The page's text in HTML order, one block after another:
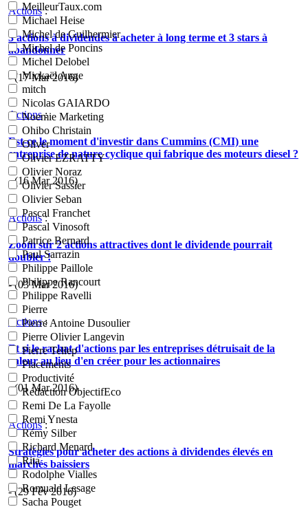
MeilleurTaux.com
Michael Heise
Michel de Guilhermier
Michel de Poncins
Michel Delobel
Mickaël Ange
mitch
Nicolas GAIARDO
Noemie Marketing
Ohibo Christain
Oliver
Olivier EZRATTY
Olivier Noraz
Olivier Sassier
Olivier Seban
Pascal Franchet
Pascal Vinosoft
Patrice Bernard
Paul Sarrazin
Philippe Paillole
Philippe Rancourt
Philippe Ravelli
Pierre
Pierre Antoine Dusoulier
Pierre Olivier Langevin
Pierre Tellep
Placements
Productivité
Rédaction ObjectifEco
Remi De La Fayolle
Remi Ynesta
Rémy Silber
Richard Menard
Rita
Rodolphe Vialles
Romuald Lesage
Sacha Pouget
Actions:
3 actions à dividendes à acheter à long terme et 3 stars à
abandonner
- (17 Mar 2016)
Actions:
Est-ce le moment d'investir dans Cummins (CMI) une
entreprise de nature cyclique qui fabrique des moteurs diesel ?
- (16 Mar 2016)
Actions:
Zoom sur 2 actions attractives dont le dividende pourrait
doubler !
- (03 Mar 2016)
Actions:
Et si le rachat d'actions par les entreprises détruisait de la
valeur au lieu d'en créer pour les actionnaires
- (01 Mar 2016)
Actions:
Stratégies pour acheter des actions à dividendes élevés en
marchés baissiers
- (29 Fév 2016)